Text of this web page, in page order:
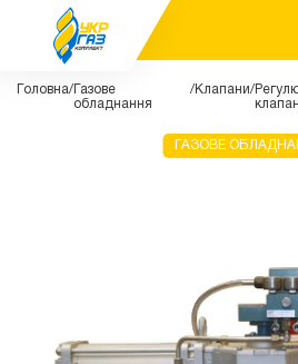
Головна
Газове
обладнання
Клапани
ГАЗОВЕ